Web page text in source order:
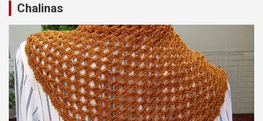
Chalinas